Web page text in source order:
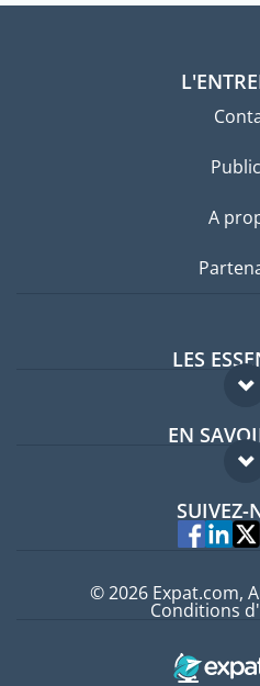
A
LES
Forum
Guides
EN
FAQ
SUIVEZ-
© 2026 Expat.com,
Conditions